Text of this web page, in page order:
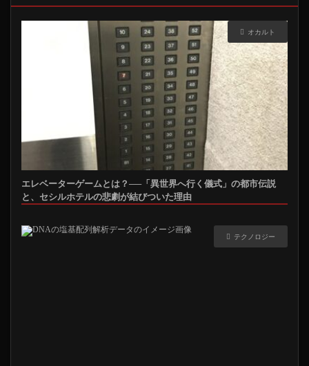
オカルト
エレベーターゲームとは？──「異世界へ行く儀式」の都市伝説
と、セシルホテルの悲劇が結びついた理由
テクノロジー